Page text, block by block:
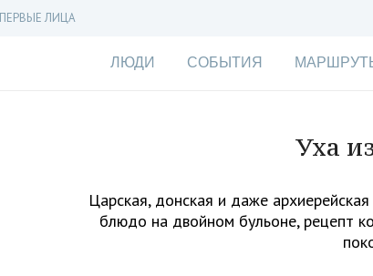
ПЕРВЫЕ ЛИЦА
ЛЮДИ СОБЫТИЯ
Уха
Царская, донская и даже
блюдо на двойном бульоне, рецепт